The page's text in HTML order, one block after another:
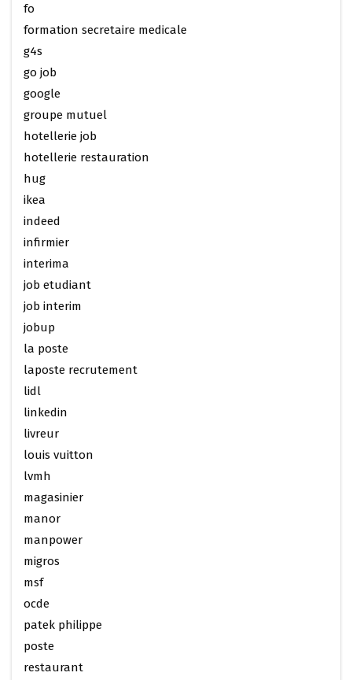
fo
formation secretaire medicale
g4s
go job
google
groupe mutuel
hotellerie job
hotellerie restauration
hug
ikea
indeed
infirmier
interima
job etudiant
job interim
jobup
la poste
laposte recrutement
lidl
linkedin
livreur
louis vuitton
lvmh
magasinier
manor
manpower
migros
msf
ocde
patek philippe
poste
restaurant